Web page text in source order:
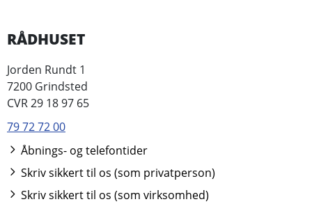
RÅDHUSET
Jorden Rundt 1
7200 Grindsted
CVR 29 18 97 65
79 72 72 00
Åbnings- og telefontider
Skriv sikkert til os (som privatperson)
Skriv sikkert til os (som virksomhed)